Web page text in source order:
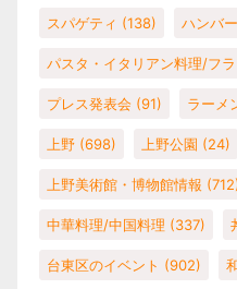
スパゲティ (138) ハンバ
パスタ・イタリアン料理/フ
プレス発表会 (91) ラーメ
上野 (698) 上野公園 (24)
上野美術館・博物館情報
中華料理/中国料理 (337)
台東区のイベント (902)